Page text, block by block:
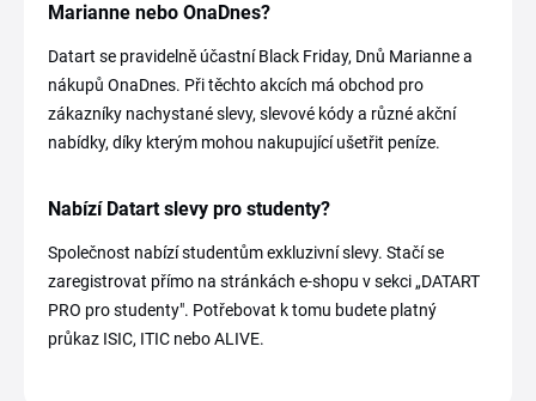
Marianne nebo OnaDnes?
Datart se pravidelně účastní Black Friday, Dnů Marianne a
nákupů OnaDnes. Při těchto akcích má obchod pro
zákazníky nachystané slevy, slevové kódy a různé akční
nabídky, díky kterým mohou nakupující ušetřit peníze.
Nabízí Datart slevy pro studenty?
Společnost nabízí studentům exkluzivní slevy. Stačí se
zaregistrovat přímo na stránkách e-shopu v sekci „DATART
PRO pro studenty". Potřebovat k tomu budete platný
průkaz ISIC, ITIC nebo ALIVE.